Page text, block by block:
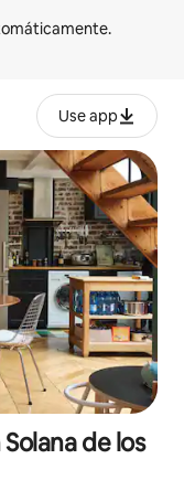
Use app
de los